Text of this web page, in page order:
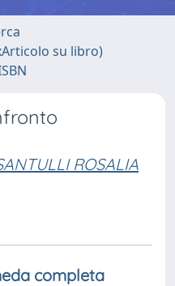
su libro)
ROSALIA
completa